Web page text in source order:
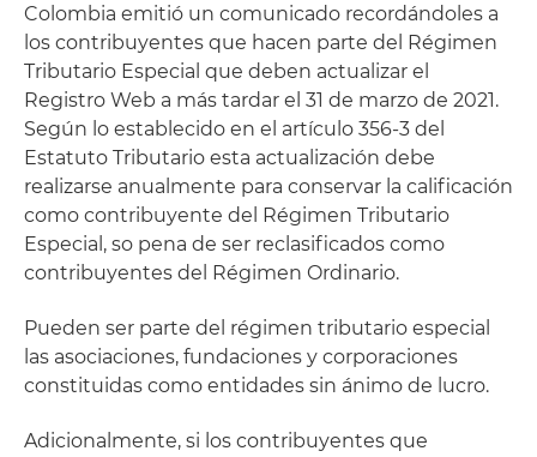
Colombia emitió un comunicado recordándoles a
los contribuyentes que hacen parte del Régimen
Tributario Especial que deben actualizar el
Registro Web a más tardar el 31 de marzo de 2021.
Según lo establecido en el artículo 356-3 del
Estatuto Tributario esta actualización debe
realizarse anualmente para conservar la calificación
como contribuyente del Régimen Tributario
Especial, so pena de ser reclasificados como
contribuyentes del Régimen Ordinario.
Pueden ser parte del régimen tributario especial
las asociaciones, fundaciones y corporaciones
constituidas como entidades sin ánimo de lucro.
Adicionalmente, si los contribuyentes que